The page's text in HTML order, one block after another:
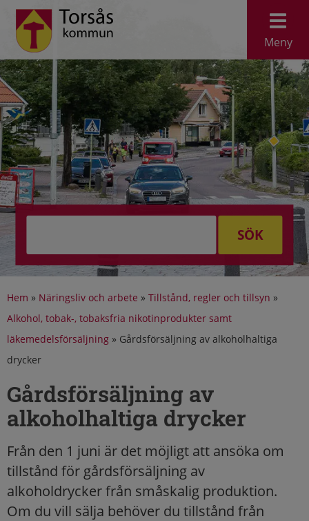
Meny
SÖK
Hem » Näringsliv och arbete » Tillstånd, regler och tillsyn »
Alkohol, tobak-, tobaksfria nikotinprodukter samt
läkemedelsförsäljning » Gårdsförsäljning av alkoholhaltiga
drycker
Gårdsförsäljning av
alkoholhaltiga drycker
Från den 1 juni är det möjligt att ansöka om
tillstånd för gårdsförsäljning av
alkoholdrycker från småskalig produktion.
Om du vill sälja behöver du tillstånd från